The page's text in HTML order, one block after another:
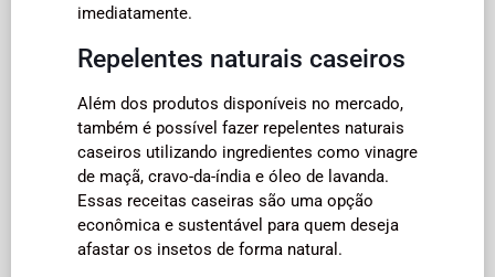
imediatamente.
Repelentes naturais caseiros
Além dos produtos disponíveis no mercado,
também é possível fazer repelentes naturais
caseiros utilizando ingredientes como vinagre
de maçã, cravo-da-índia e óleo de lavanda.
Essas receitas caseiras são uma opção
econômica e sustentável para quem deseja
afastar os insetos de forma natural.